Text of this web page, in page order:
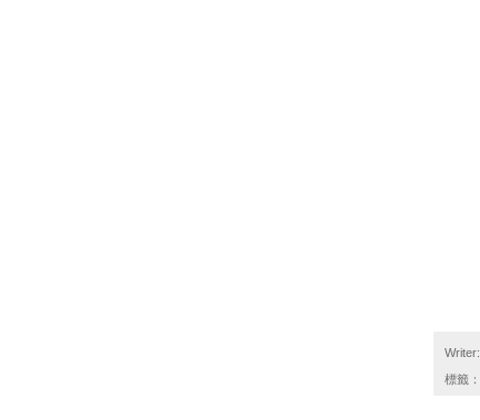
Writer:
標籤：